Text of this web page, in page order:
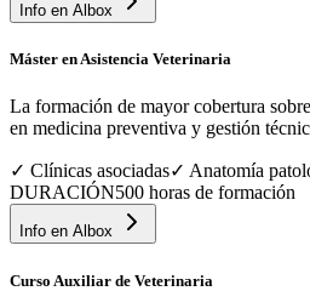
Info en Albox
Máster en Asistencia Veterinaria
La formación de mayor cobertura
en medicina preventiva y gestión
✓ Clínicas asociadas✓ Anatomía
DURACIÓN500 horas de formación
Info en Albox
Curso Auxiliar de Veterinaria